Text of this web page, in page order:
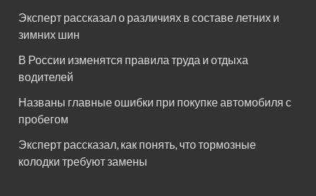
Эксперт рассказал о различиях в составе летних и
зимних шин
В России изменятся правила труда и отдыха
водителей
Названы главные ошибки при покупке автомобиля с
пробегом
Эксперт рассказал, как понять, что тормозные
колодки требуют замены